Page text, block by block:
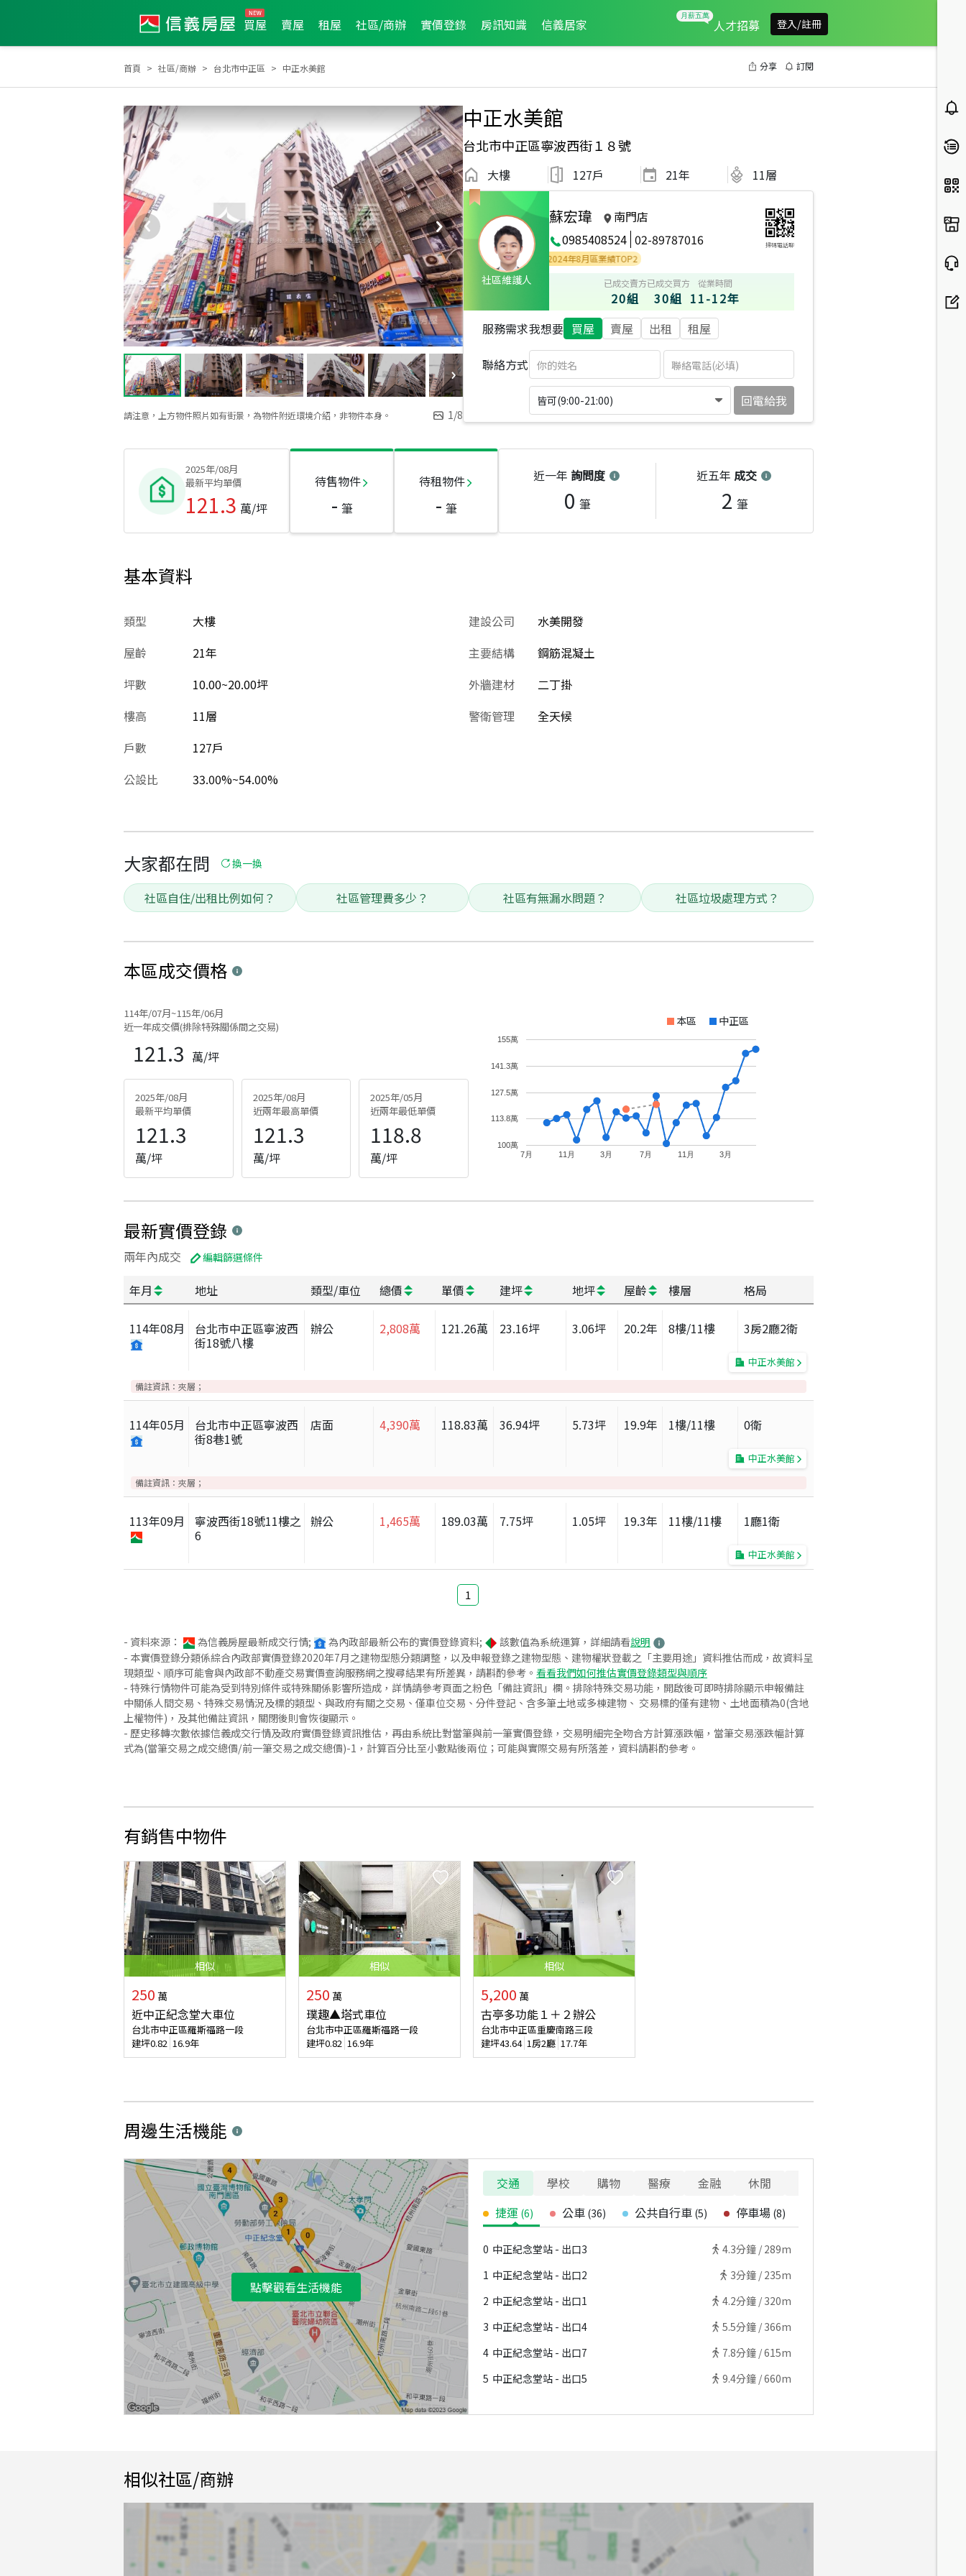
買屋 賣屋 租屋 社區/商辦 實價登錄 房訊知識 信義居家 人才招募 登入/註冊
首頁 社區/商辦 台北市中正區 中正水美館 分享 訂閱
請注意，上方物件照片如有街景，為物件附近環境介紹，非物件本身。 1/8
中正水美館
台北市中正區寧波西街１８號
大樓 127戶 21年 11層
社區維護人
蘇宏瑋
南門店
0985408524 02-89787016 掃碼電話聊
2024年1月區業績TOP1 2024年1月區成件TOP1 2024年2月區業績TOP1 2024年2月區成件TOP1
2024年8月區業績TOP2
已成交賣方
20組
已成交買方
30組
從業時間
11-12年
服務需求我想要 買屋 賣屋 出租 租屋
聯絡方式
皆可(9:00-21:00) 回電給我
2025年/08月
最新平均單價
121.3 萬/坪
待售物件
- 筆
待租物件
- 筆
近一年 詢問度
0 筆
近五年 成交
2 筆
基本資料
類型
大樓
屋齡
21年
坪數
10.00~20.00坪
樓高
11層
戶數
127戶
公設比
33.00%~54.00%
建設公司
水美開發
主要結構
鋼筋混凝土
外牆建材
二丁掛
警衛管理
全天候
大家都在問 換一換
社區自住/出租比例如何？ 社區管理費多少？ 社區有無漏水問題？ 社區垃圾處理方式？
本區成交價格
114年/07月~115年/06月
近一年成交價(排除特殊關係間之交易)
121.3 萬/坪
2025年/08月
最新平均單價
121.3
萬/坪
2025年/08月
近兩年最高單價
121.3
萬/坪
2025年/05月
近兩年最低單價
118.8
萬/坪
本區 中正區
7月 11月 3月 7月 11月 3月
100萬
113.8萬
127.5萬
141.3萬
155萬
最新實價登錄
兩年內成交 編輯篩選條件
年月 地址 類型/車位 總價 單價 建坪 地坪 屋齡 樓層 格局
114年08月
台北市中正區寧波西
街18號八樓
辦公 2,808萬 121.26萬 23.16坪 3.06坪 20.2年 8樓/11樓 3房2廳2衛
中正水美館
備註資訊： 夾層；
114年05月
台北市中正區寧波西
街8巷1號
店面 4,390萬 118.83萬 36.94坪 5.73坪 19.9年 1樓/11樓 0衛
中正水美館
備註資訊： 夾層；
113年09月
寧波西街18號11樓之
6
辦公 1,465萬 189.03萬 7.75坪 1.05坪 19.3年 11樓/11樓 1廳1衛
中正水美館
1
- 資料來源： 為信義房屋最新成交行情; 為內政部最新公布的實價登錄資料; 該數值為系統運算，詳細請看說明
- 本實價登錄分類係綜合內政部實價登錄2020年7月之建物型態分類調整，以及申報登錄之建物型態、建物權狀登載之「主要用途」資料推估而成，故資料呈
現類型、順序可能會與內政部不動產交易實價查詢服務網之搜尋結果有所差異，請斟酌參考。 看看我們如何推估實價登錄類型與順序
- 特殊行情物件可能為受到特別條件或特殊關係影響所造成，詳情請參考頁面之粉色「備註資訊」欄。排除特殊交易功能，開啟後可即時排除顯示申報備註
中關係人間交易、特殊交易情況及標的類型、與政府有關之交易、僅車位交易、分件登記、含多筆土地或多棟建物、 交易標的僅有建物、土地面積為0(含地
上權物件)，及其他備註資訊，關閉後則會恢復顯示。
- 歷史移轉次數依據信義成交行情及政府實價登錄資訊推估，再由系統比對當筆與前一筆實價登錄，交易明細完全吻合方計算漲跌幅，當筆交易漲跌幅計算
式為(當筆交易之成交總價/前一筆交易之成交總價)-1，計算百分比至小數點後兩位；可能與實際交易有所落差，資料請斟酌參考。
有銷售中物件
相似
250 萬
近中正紀念堂大車位
台北市中正區羅斯福路一段
建坪0.82 16.9年
相似
250 萬
璞趣▲塔式車位
台北市中正區羅斯福路一段
建坪0.82 16.9年
相似
5,200 萬
古亭多功能１＋２辦公
台北市中正區重慶南路三段
建坪43.64 1房2廳 17.7年
周邊生活機能
點擊觀看生活機能
交通 學校 購物 醫療 金融 休閒
捷運 (6) 公車 (36) 公共自行車 (5) 停車場 (8)
0 中正紀念堂站 - 出口3 4.3分鐘 / 289m
1 中正紀念堂站 - 出口2 3分鐘 / 235m
2 中正紀念堂站 - 出口1 4.2分鐘 / 320m
3 中正紀念堂站 - 出口4 5.5分鐘 / 366m
4 中正紀念堂站 - 出口7 7.8分鐘 /615m
5 中正紀念堂站 - 出口5 9.4分鐘 /660m
相似社區/商辦